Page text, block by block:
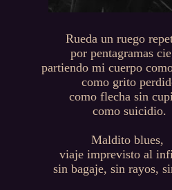
Rueda un ruego
por pentagramas
partiendo mi cuerpo
como grito
como flecha sin
como suicidio.
Maldito blues,
viaje imprevisto al
sin bagaje, sin rayos,